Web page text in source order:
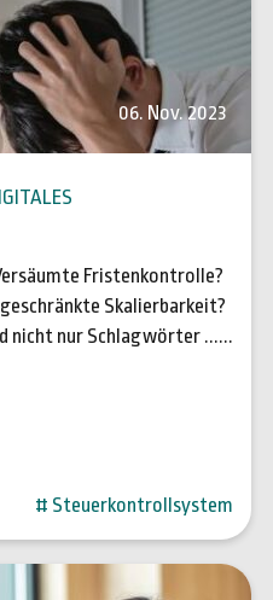
06. Nov. 2023
Fristenkontrolle?
Skalierbarkeit?
nicht nur Schlagwörter ......
# Steuerkontrollsystem